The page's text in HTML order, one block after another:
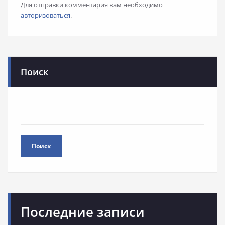
Для отправки комментария вам необходимо
авторизоваться.
Поиск
Поиск
Последние записи